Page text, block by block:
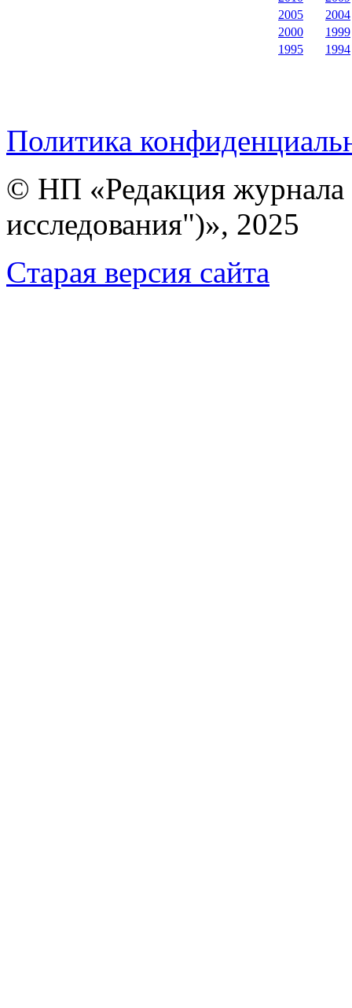
2005
2004
2000
1999
1995
1994
Политика
© НП «Редакция
исследования")», 2025
Cтарая версия сайта